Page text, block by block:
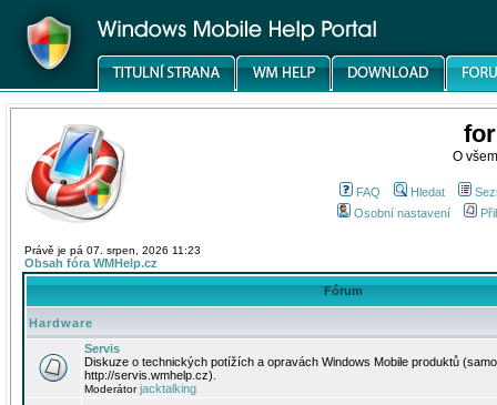
O
FAQ Hledat
Osobní nastavení
Právě je pá 07. srpen, 2026 11:23
Obsah fóra WMHelp.cz
Fórum
Hardware
Servis
Diskuze o technických potížích a opravách Windows Mobile produktů
http://servis.wmhelp.cz).
Moderátorjacktalking